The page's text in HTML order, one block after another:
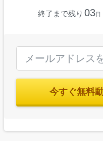
終了まで残り 03日
今すぐ無料